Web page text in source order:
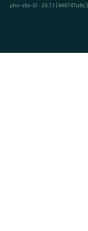
phx-sto-01 · 26.7.1 (449747a8c)